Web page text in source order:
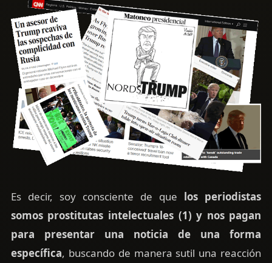
Es decir, soy consciente de que los periodistas
somos prostitutas intelectuales (1) y nos pagan
para presentar una noticia de una forma
específica, buscando de manera sutil una reacción